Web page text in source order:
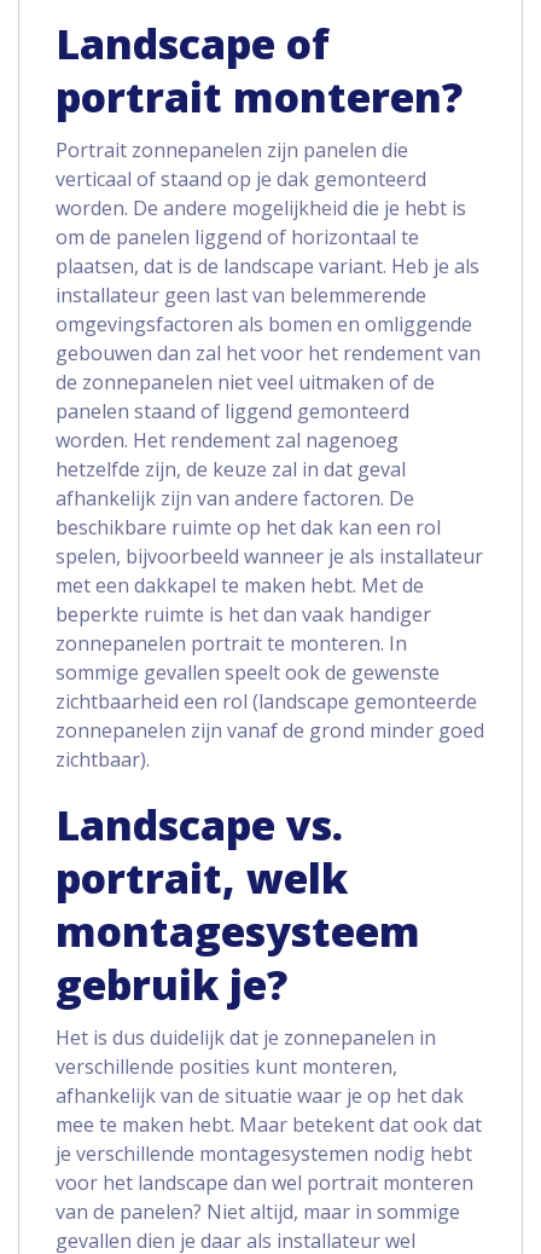
Landscape of
portrait monteren?
Portrait zonnepanelen zijn panelen die
verticaal of staand op je dak gemonteerd
worden. De andere mogelijkheid die je hebt is
om de panelen liggend of horizontaal te
plaatsen, dat is de landscape variant. Heb je als
installateur geen last van belemmerende
omgevingsfactoren als bomen en omliggende
gebouwen dan zal het voor het rendement van
de zonnepanelen niet veel uitmaken of de
panelen staand of liggend gemonteerd
worden. Het rendement zal nagenoeg
hetzelfde zijn, de keuze zal in dat geval
afhankelijk zijn van andere factoren. De
beschikbare ruimte op het dak kan een rol
spelen, bijvoorbeeld wanneer je als installateur
met een dakkapel te maken hebt. Met de
beperkte ruimte is het dan vaak handiger
zonnepanelen portrait te monteren. In
sommige gevallen speelt ook de gewenste
zichtbaarheid een rol (landscape gemonteerde
zonnepanelen zijn vanaf de grond minder goed
zichtbaar).
Landscape vs.
portrait, welk
montagesysteem
gebruik je?
Het is dus duidelijk dat je zonnepanelen in
verschillende posities kunt monteren,
afhankelijk van de situatie waar je op het dak
mee te maken hebt. Maar betekent dat ook dat
je verschillende montagesystemen nodig hebt
voor het landscape dan wel portrait monteren
van de panelen? Niet altijd, maar in sommige
gevallen dien je daar als installateur wel